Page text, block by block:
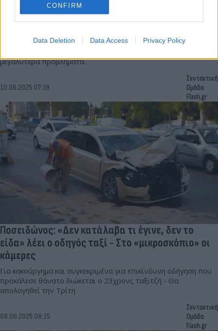
CONFIRM
Data Deletion Data Access Privacy Policy
Κίνηση: Μεγάλο μποτιλιάρισμα στην Αθηνών -
Λαμίας μετά από τροχαίο με 3 φορτηγά
Σημαντικές καθυστερήσεις για τους οδηγούς σε πολλούς
μεγαλύτερα προβλήματα.
10.06.2025 07:39
Συντακτική
Ομάδα
Flash.gr
Ποσειδώνος: «Δεν κατάλαβα τι έγινε, δεν το
είδα» λέει ο οδηγός ταξί - Στο «μικροσκόπιο» οι
κάμερες
Για κακούργημα και συγκεκριμένα για επικίνδυνη οδήγηση που
προκάλεσε θάνατο διώκεται ο 23χρονς ταξιτζή - Θα
απολογηθεί την Τρίτη
08.06.2025 08:15
Συντακτική
Ομάδα
Flash.gr